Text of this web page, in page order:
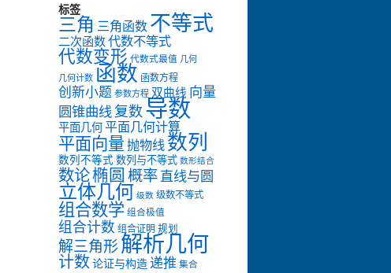
标签
三角 三角函数不等式
二次函数代数不等式
代数变形 代数式最值 几何
几何计数 函数 函数方程
创新小题 参数方程 双曲线 向量
圆锥曲线复数导数
平面几何平面几何计算
平面向量抛物线数列
数列不等式 数列与不等式 数形结合
数论椭圆 概率直线与圆
立体几何 级数 级数不等式
组合数学 组合极值
组合计数 组合证明规划
解三角形解析几何
计数 论证与构造递推 集合